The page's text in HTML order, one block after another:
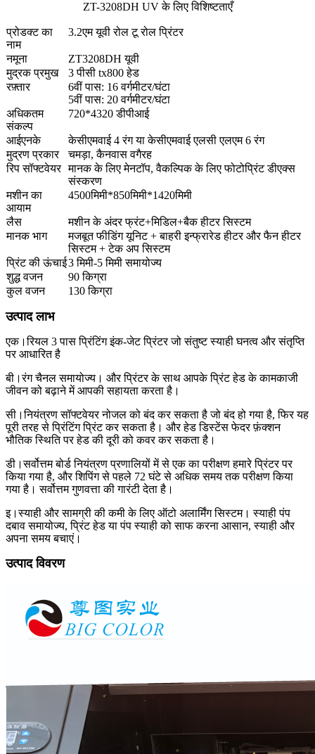
ZT-3208DH UV के लिए विशिष्टताएँ
प्रोडक्ट का
नाम
3.2एम यूवी रोल टू रोल प्रिंटर
नमूना
ZT3208DH यूवी
मुद्रक प्रमुख
3 पीसी tx800 हेड
रफ़्तार
6वीं पास: 16 वर्गमीटर/घंटा
5वीं पास: 20 वर्गमीटर/घंटा
अधिकतम
संकल्प
720*4320 डीपीआई
आईएनके
केसीएमवाई 4 रंग या केसीएमवाई एलसी एलएम 6 रंग
मुद्रण प्रकार
चमड़ा, कैनवास वगैरह
रिप सॉफ्टवेयर मानक के लिए मेनटॉप, वैकल्पिक के लिए फोटोप्रिंट डीएक्स
संस्करण
मशीन का
आयाम
4500मिमी*850मिमी*1420मिमी
लैस
मशीन के अंदर फ्रंट+मिडिल+बैक हीटर सिस्टम
मानक भाग
मजबूत फीडिंग यूनिट + बाहरी इन्फ्रारेड हीटर और फैन हीटर
सिस्टम + टेक अप सिस्टम
प्रिंट की ऊंचाई3 मिमी-5 मिमी समायोज्य
शुद्ध वजन
90 किग्रा
कुल वजन
130 किग्रा
उत्पाद लाभ
एक।रियल 3 पास प्रिंटिंग इंक-जेट प्रिंटर जो संतुष्ट स्याही घनत्व और संतृप्ति
पर आधारित है
बी।रंग चैनल समायोज्य। और प्रिंटर के साथ आपके प्रिंट हेड के कामकाजी
जीवन को बढ़ाने में आपकी सहायता करता है।
सी।नियंत्रण सॉफ्टवेयर नोजल को बंद कर सकता है जो बंद हो गया है, फिर यह
पूरी तरह से प्रिंटिंग प्रिंट कर सकता है। और हेड डिस्टेंस फेदर फ़ंक्शन
भौतिक स्थिति पर हेड की दूरी को कवर कर सकता है।
डी।सर्वोत्तम बोर्ड नियंत्रण प्रणालियों में से एक का परीक्षण हमारे प्रिंटर पर
किया गया है, और शिपिंग से पहले 72 घंटे से अधिक समय तक परीक्षण किया
गया है। सर्वोत्तम गुणवत्ता की गारंटी देता है।
इ।स्याही और सामग्री की कमी के लिए ऑटो अलार्मिंग सिस्टम। स्याही पंप
दबाव समायोज्य, प्रिंट हेड या पंप स्याही को साफ करना आसान, स्याही और
अपना समय बचाएं।
उत्पाद विवरण